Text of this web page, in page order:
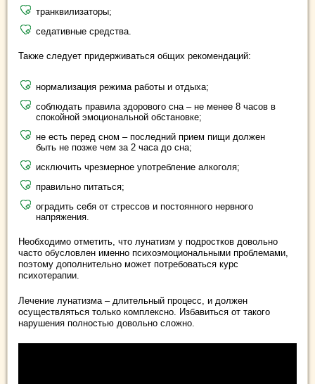
транквилизаторы;
седативные средства.
Также следует придерживаться общих рекомендаций:
нормализация режима работы и отдыха;
соблюдать правила здорового сна – не менее 8 часов в
спокойной эмоциональной обстановке;
не есть перед сном – последний прием пищи должен
быть не позже чем за 2 часа до сна;
исключить чрезмерное употребление алкоголя;
правильно питаться;
оградить себя от стрессов и постоянного нервного
напряжения.
Необходимо отметить, что лунатизм у подростков довольно
часто обусловлен именно психоэмоциональными проблемами,
поэтому дополнительно может потребоваться курс
психотерапии.
Лечение лунатизма – длительный процесс, и должен
осуществляться только комплексно. Избавиться от такого
нарушения полностью довольно сложно.